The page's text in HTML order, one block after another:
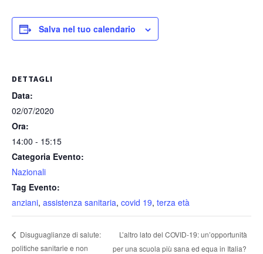
Salva nel tuo calendario
DETTAGLI
Data:
02/07/2020
Ora:
14:00 - 15:15
Categoria Evento:
Nazionali
Tag Evento:
anziani, assistenza sanitaria, covid 19, terza età
Disuguaglianze di salute:
politiche sanitarie e non
L’altro lato del COVID-19: un’opportunità
per una scuola più sana ed equa in Italia?